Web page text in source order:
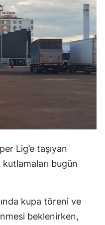
Lig’e taşıyan
bugün
kupa töreni ve
beklenirken,